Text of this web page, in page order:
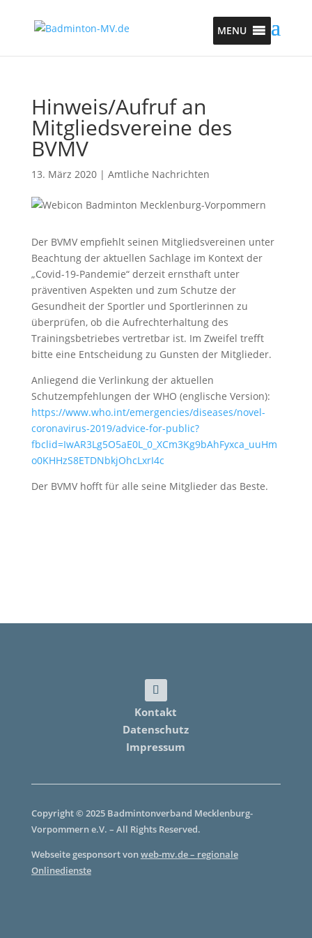
MENU
Hinweis/Aufruf an
Mitgliedsvereine des
BVMV
13. März 2020| Amtliche Nachrichten
Der BVMV empfiehlt seinen Mitgliedsvereinen unter
Beachtung der aktuellen Sachlage im Kontext der
„Covid-19-Pandemie“ derzeit ernsthaft unter
präventiven Aspekten und zum Schutze der
Gesundheit der Sportler und Sportlerinnen zu
überprüfen, ob die Aufrechterhaltung des
Trainingsbetriebes vertretbar ist. Im Zweifel trefft
bitte eine Entscheidung zu Gunsten der Mitglieder.
Anliegend die Verlinkung der aktuellen
Schutzempfehlungen der WHO (englische Version):
https://www.who.int/emergencies/diseases/novel-
coronavirus-2019/advice-for-public?
fbclid=IwAR3Lg5O5aE0L_0_XCm3Kg9bAhFyxca_uuHm
o0KHHzS8ETDNbkjOhcLxrI4c
Der BVMV hofft für alle seine Mitglieder das Beste.
Kontakt
Datenschutz
Impressum
Copyright © 2025 Badmintonverband Mecklenburg-
Vorpommern e.V. – All Rights Reserved.
Webseite gesponsort vonweb-mv.de – regionale
Onlinedienste